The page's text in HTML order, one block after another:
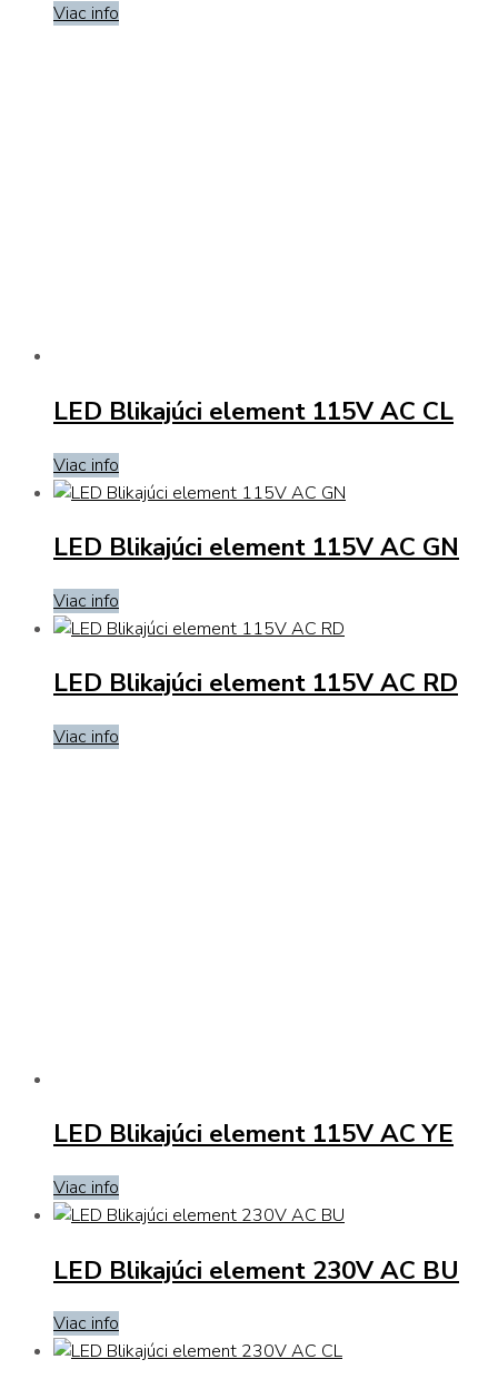
Viac info
LED Blikajúci element 115V AC CL
Viac info
LED Blikajúci element 115V AC GN
Viac info
LED Blikajúci element 115V AC RD
Viac info
LED Blikajúci element 115V AC YE
Viac info
LED Blikajúci element 230V AC BU
Viac info